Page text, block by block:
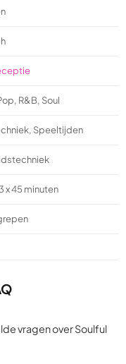
R&B, Soul
Speeltijden
x 45 minuten
vragen over Soulful